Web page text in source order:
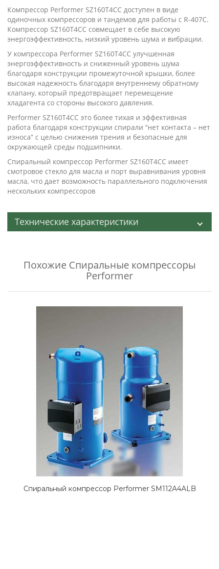
Компрессор Performer SZ160T4CC доступен в виде
одиночных компрессоров и тандемов для работы с R-407C.
Компрессор SZ160T4CC совмещает в себе высокую
энергоэффективность, низкий уровень шума и вибрации.
У компрессора Performer SZ160T4CC улучшенная
энергоэффективность и сниженный уровень шума
благодаря конструкции промежуточной крышки, более
высокая надежность благодаря внутреннему обратному
клапану, который предотвращает перемещение
хладагента со стороны высокого давления.
Performer SZ160T4CC это более тихая и эффективная
работа благодаря конструкции спирали “нет контакта – нет
износа” с целью снижения трения и безопасные для
окружающей среды подшипники.
Спиральный компрессор Performer SZ160T4CC имеет
смотровое стекло для масла и порт выравнивания уровня
масла, что дает возможность параллельного подключения
нескольких компрессоров
Технические характеристики
Похожие Спиральные компрессоры
Performer
Спиральный компрессор Performer SM112A4ALB